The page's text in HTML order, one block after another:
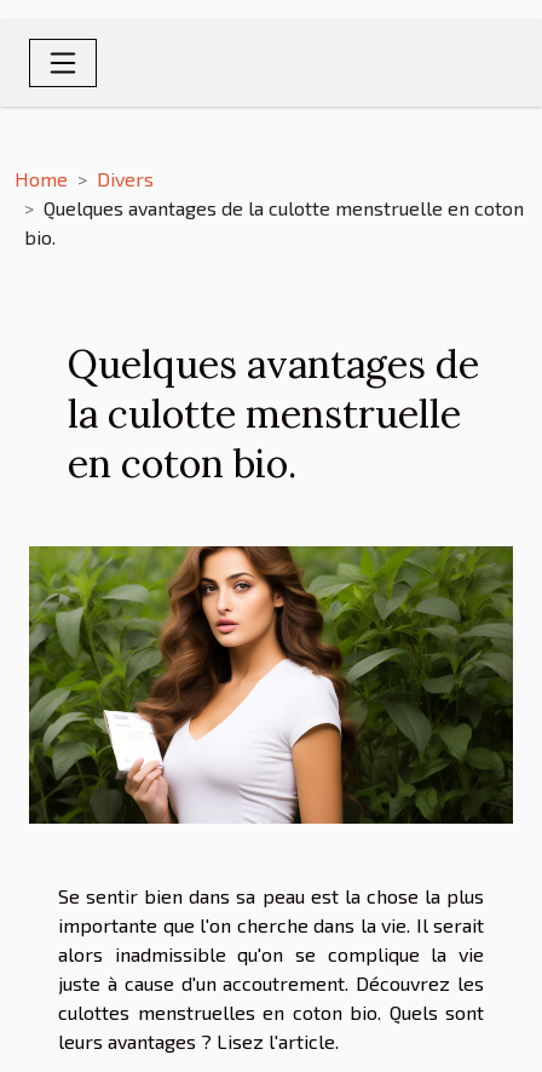
Home
Divers
Quelques avantages de la culotte menstruelle en coton
bio.
Quelques avantages de
la culotte menstruelle
en coton bio.
Se sentir bien dans sa peau est la chose la plus
importante que l'on cherche dans la vie. Il serait
alors inadmissible qu'on se complique la vie
juste à cause d'un accoutrement. Découvrez les
culottes menstruelles en coton bio. Quels sont
leurs avantages ? Lisez l'article.